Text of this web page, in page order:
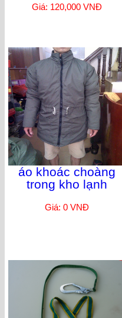
Giá: 120,000 VNĐ
áo khoác choàng
trong kho lạnh
Giá: 0 VNĐ